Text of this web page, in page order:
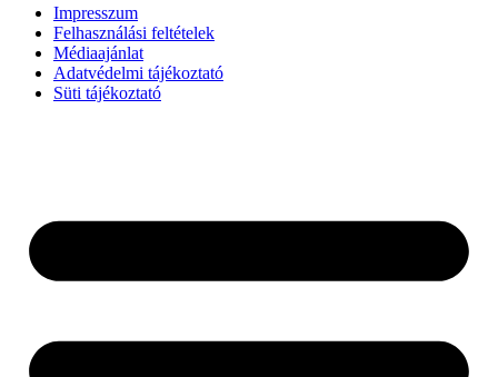
Impresszum
Felhasználási feltételek
Médiaajánlat
Adatvédelmi tájékoztató
Süti tájékoztató